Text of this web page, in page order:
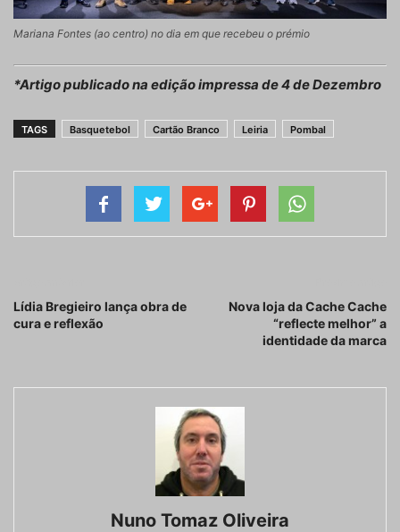
Mariana Fontes (ao centro) no dia em que recebeu o prémio
*Artigo publicado na edição impressa de 4 de Dezembro
TAGS Basquetebol Cartão Branco Leiria Pombal
Lídia Bregieiro lança obra de
cura e reflexão
Nova loja da Cache Cache
“reflecte melhor” a
identidade da marca
Nuno Tomaz Oliveira